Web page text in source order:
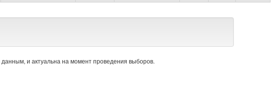
и актуальна на момент проведения выборов.